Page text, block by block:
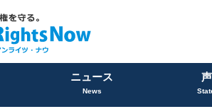
ニュース
News